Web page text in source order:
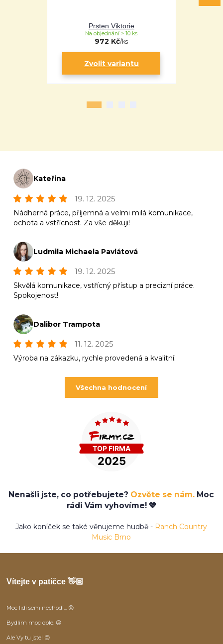
Prsten Viktorie
972 Kč/ks
Na objednání > 10 ks
Zvolit variantu
Kateřina
19. 12. 2025
Nádherná práce, příjemná a velmi milá komunikace,
ochota a vstřícnost. Za vše děkuji!
Ludmila Michaela Pavlátová
19. 12. 2025
Skvělá komunikace, vstřícný přístup a precizní práce.
Spokojenost!
Dalibor Trampota
11. 12. 2025
Výroba na zákazku, rychle provedená a kvalitní.
Všechna hodnocení
Nenašli jste, co potřebujete? Ozvěte se nám. Moc
rádi Vám vyhovíme! 💖
Jako koníček se také věnujeme hudbě - Ranch Country
Music Brno
Vítejte v patičce 👋🏻
Moc lidí sem nechodí... 😞
Bydlím moc dole. 😒
Ale Vy tu jste! 😊